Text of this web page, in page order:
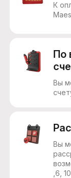
К
По
Вы
Вы
,6,